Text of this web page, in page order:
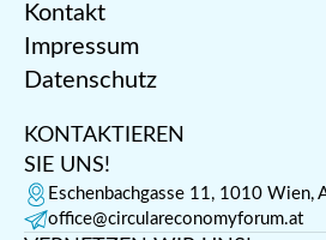
Kontakt
Impressum
Datenschutz
KONTAKTIEREN
SIE UNS!
Eschenbachgasse 11, 1010 Wien,
office@circulareconomyforum.at